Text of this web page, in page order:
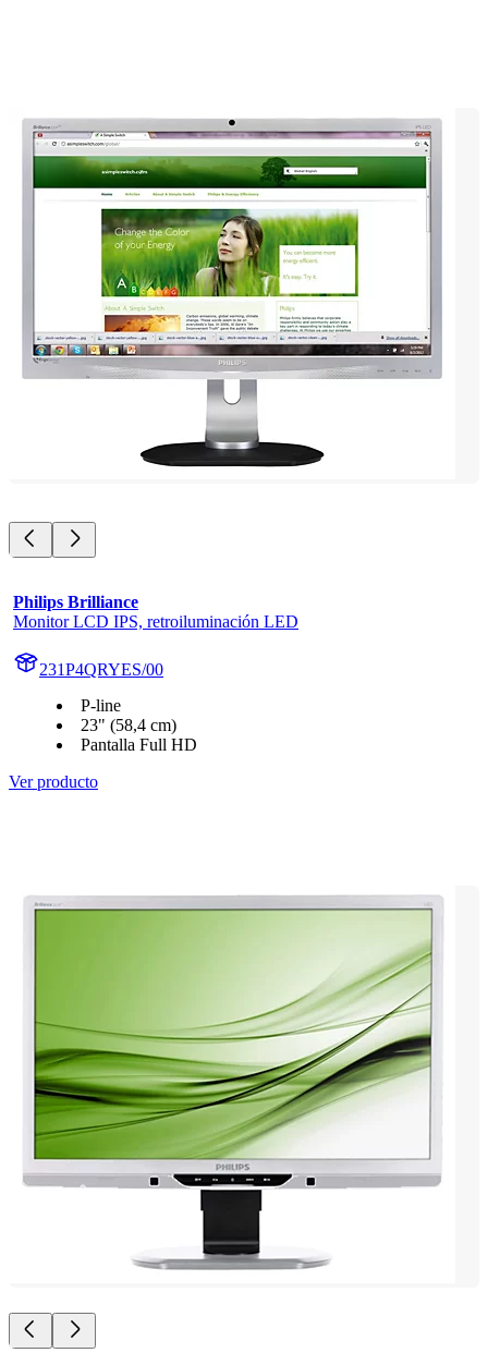
Philips Brilliance
Monitor LCD IPS, retroiluminación LED
231P4QRYES/00
P-line
23" (58,4 cm)
Pantalla Full HD
Ver producto